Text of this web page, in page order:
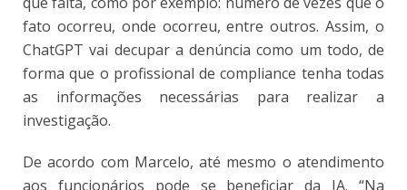
fato ocorreu, onde ocorreu, entre outros. Assim, o
ChatGPT vai decupar a denúncia como um todo, de
forma que o profissional de compliance tenha todas
as informações necessárias para realizar a
investigação.
De acordo com Marcelo, até mesmo o atendimento
aos funcionários pode se beneficiar da IA. “Na